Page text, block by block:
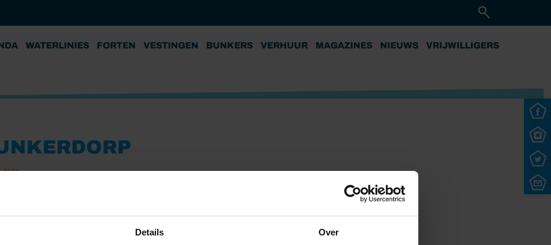
Details Over
WATERLINIES FORTEN VESTINGEN BUNKERS VERHUUR MAGAZINES NIEUWS VRIJWILLIGERS
2025